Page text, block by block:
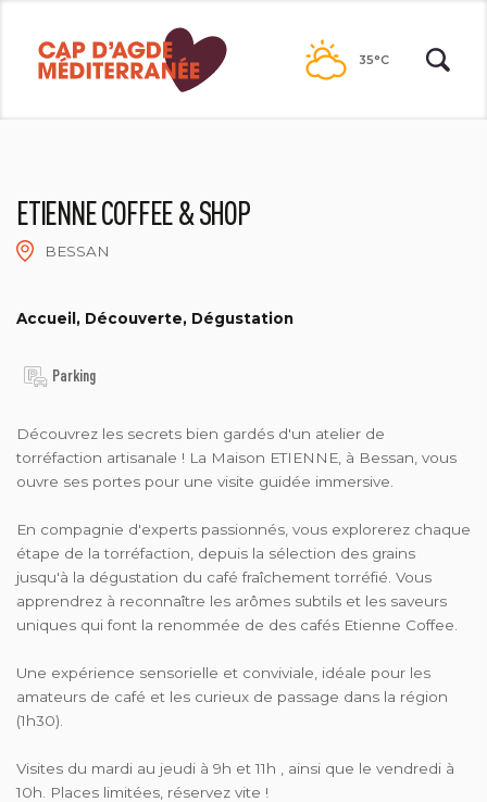
contenu
35°C
ETIENNE COFFEE & SHOP
BESSAN
Accueil, Découverte, Dégustation
Parking
Découvrez les secrets bien gardés d'un atelier de
torréfaction artisanale ! La Maison ETIENNE, à Bessan, vous
ouvre ses portes pour une visite guidée immersive.
En compagnie d'experts passionnés, vous explorerez chaque
étape de la torréfaction, depuis la sélection des grains
jusqu'à la dégustation du café fraîchement torréfié. Vous
apprendrez à reconnaître les arômes subtils et les saveurs
uniques qui font la renommée de des cafés Etienne Coffee.
Une expérience sensorielle et conviviale, idéale pour les
amateurs de café et les curieux de passage dans la région
(1h30).
Visites du mardi au jeudi à 9h et 11h , ainsi que le vendredi à
10h. Places limitées, réservez vite !